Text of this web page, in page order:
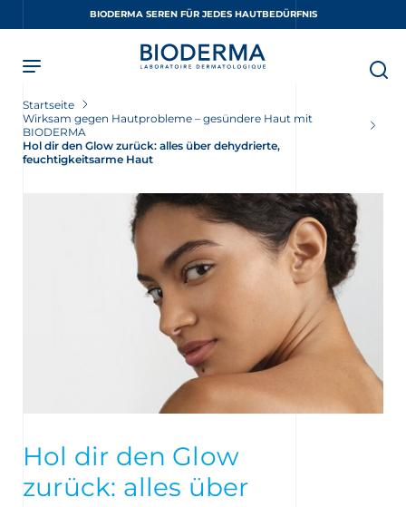
BIODERMA SEREN FÜR JEDES HAUTBEDÜRFNIS
Startseite
Wirksam gegen Hautprobleme – gesündere Haut mit
BIODERMA
Hol dir den Glow zurück: alles über dehydrierte,
feuchtigkeitsarme Haut
Hol dir den Glow
zurück: alles über